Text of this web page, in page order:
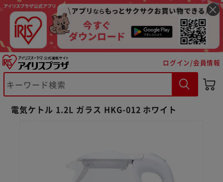
ログイン/会員情報
電気ケトル 1.2L ガラス HKG-012 ホワイト